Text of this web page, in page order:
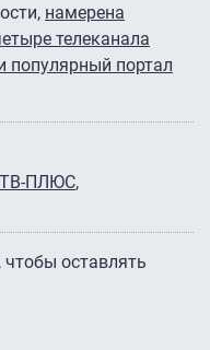
намерена
телеканала
популярный портал
ПЛЮС
, чтобы оставлять